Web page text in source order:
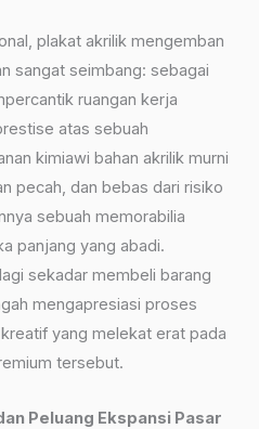
plakat akrilik mengemban
sangat seimbang: sebagai
ruangan kerja
atas sebuah
kimiawi bahan akrilik murni
pecah, dan bebas dari risiko
sebuah memorabilia
panjang yang abadi.
sekadar membeli barang
mengapresiasi proses
yang melekat erat pada
tersebut.
Peluang Ekspansi Pasar